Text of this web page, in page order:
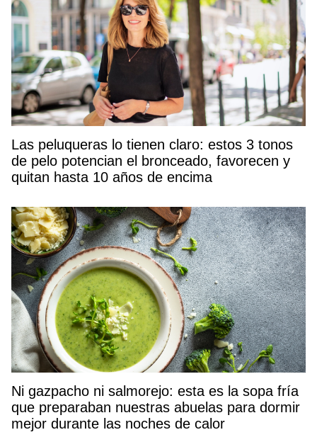
Las peluqueras lo tienen claro: estos 3 tonos
de pelo potencian el bronceado, favorecen y
quitan hasta 10 años de encima
Ni gazpacho ni salmorejo: esta es la sopa fría
que preparaban nuestras abuelas para dormir
mejor durante las noches de calor